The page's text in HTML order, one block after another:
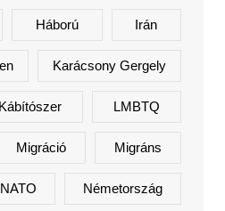
Háború Irán
Karácsony Gergely
Kábítószer LMBTQ
Migráció Migráns
NATO Németország